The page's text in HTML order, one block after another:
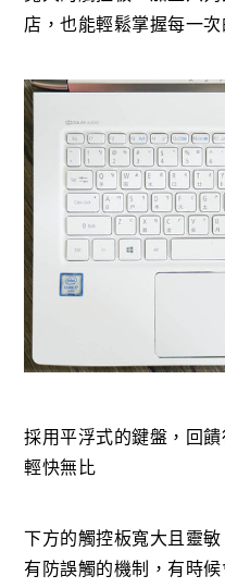
店，也能輕鬆掌握每一
採用平浮式的鍵盤，回
輕快無比
下方的觸控板寬大且靈
有防誤觸的機制，有時